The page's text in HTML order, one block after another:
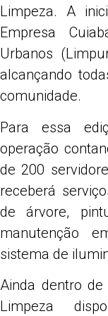
Limpeza. A
Empresa
Urbanos
alcançando
comunidade.
Para essa
operação
de 200
receberá
de árvore,
manutenção
sistema de
Ainda dentro
Limpeza